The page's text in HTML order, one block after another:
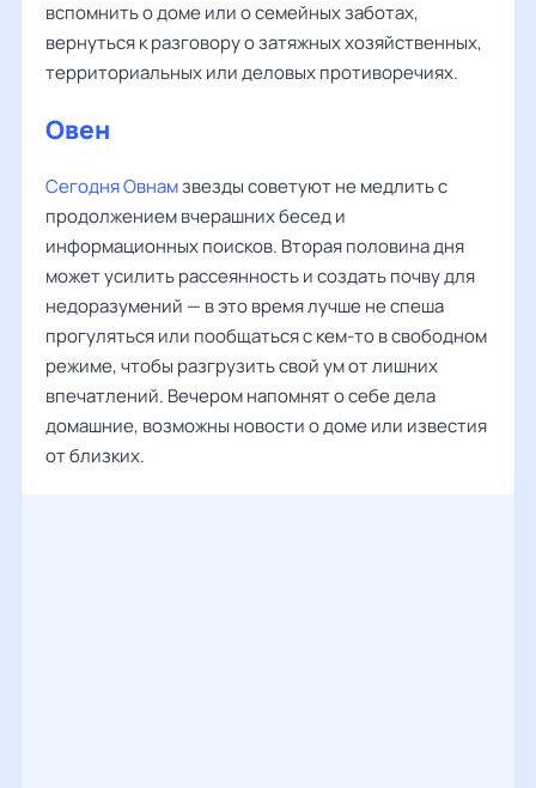
вспомнить о доме или о семейных заботах,
вернуться к разговору о затяжных хозяйственных,
территориальных или деловых противоречиях.
Овен
Сегодня Овнамзвезды советуют не медлить с
продолжением вчерашних бесед и
информационных поисков. Вторая половина дня
может усилить рассеянность и создать почву для
недоразумений — в это время лучше не спеша
прогуляться или пообщаться с кем-то в свободном
режиме, чтобы разгрузить свой ум от лишних
впечатлений. Вечером напомнят о себе дела
домашние, возможны новости о доме или известия
от близких.